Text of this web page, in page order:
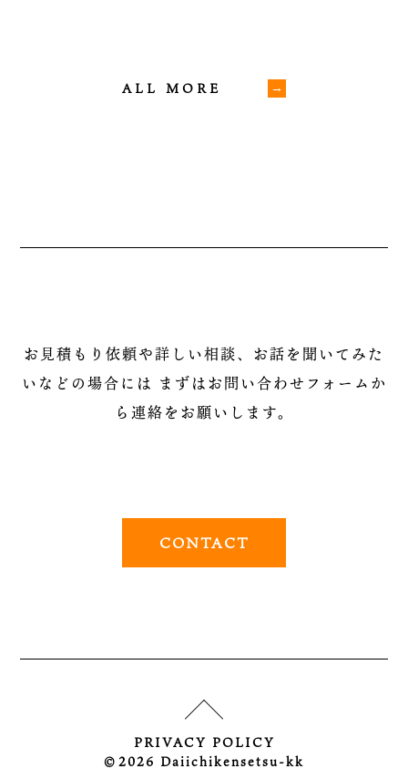
ALL MORE
お見積もり依頼や詳しい相談、お話を聞いてみた
いなどの場合には まずはお問い合わせフォームか
ら連絡をお願いします。
CONTACT
©︎2026 Daiichikensetsu-kk
PRIVACY POLICY